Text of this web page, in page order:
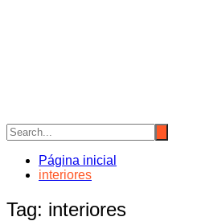
Página inicial
interiores
Tag: interiores